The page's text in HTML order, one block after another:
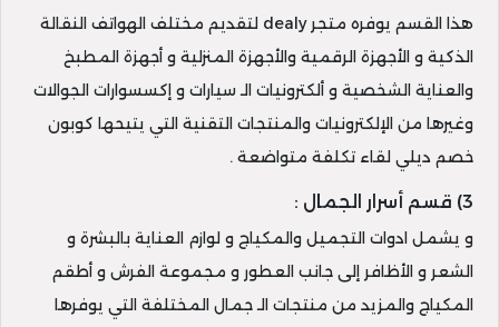
هذا القسم يوفره متجر dealy لتقديم مختلف الهواتف النقالة
الذكية و الأجهزة الرقمية والأجهزة المنزلية و أجهزة المطبخ
والعناية الشخصية و ألكترونيات الـ سيارات و إكسسوارات الجوالات
وغيرها من الإلكترونيات والمنتجات التقنية التي يتيحها كوبون
خصم ديلي لقاء تكلفة متواضعة .
3) قسم أسرار الجمال :
و يشمل ادوات التجميل والمكياج و لوازم العناية بالبشرة و
الشعر و الأظافر إلى جانب العطور و مجموعة الفرش و أطقم
المكياج والمزيد من منتجات الـ جمال المختلفة التي يوفرها